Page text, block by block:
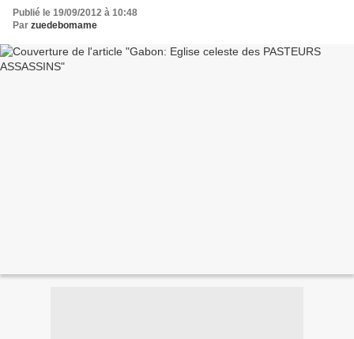
Publié le 19/09/2012 à 10:48
Par zuedebomame